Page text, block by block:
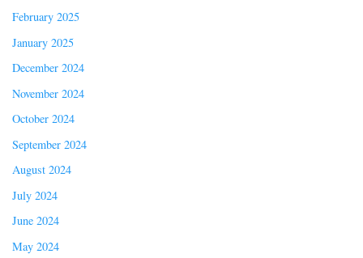
February 2025
January 2025
December 2024
November 2024
October 2024
September 2024
August 2024
July 2024
June 2024
May 2024